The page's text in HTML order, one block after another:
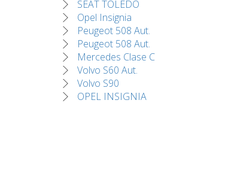
SEAT TOLEDO
Opel Insignia
Peugeot 508 Aut.
Peugeot 508 Aut.
Mercedes Clase C
Volvo S60 Aut.
Volvo S90
OPEL INSIGNIA